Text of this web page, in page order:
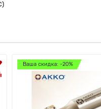
Ваша скидка: -20%